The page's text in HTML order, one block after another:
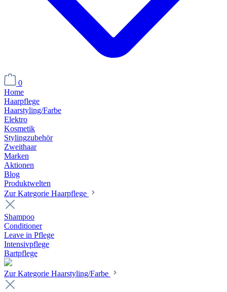
0
Home
Haarpflege
Haarstyling/Farbe
Elektro
Kosmetik
Stylingzubehör
Zweithaar
Marken
Aktionen
Blog
Produktwelten
Zur Kategorie Haarpflege
Shampoo
Conditioner
Leave in Pflege
Intensivpflege
Bartpflege
Zur Kategorie Haarstyling/Farbe